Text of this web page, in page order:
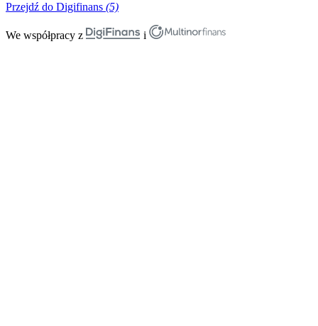
Przejdź do Digifinans (5)
We współpracy z i